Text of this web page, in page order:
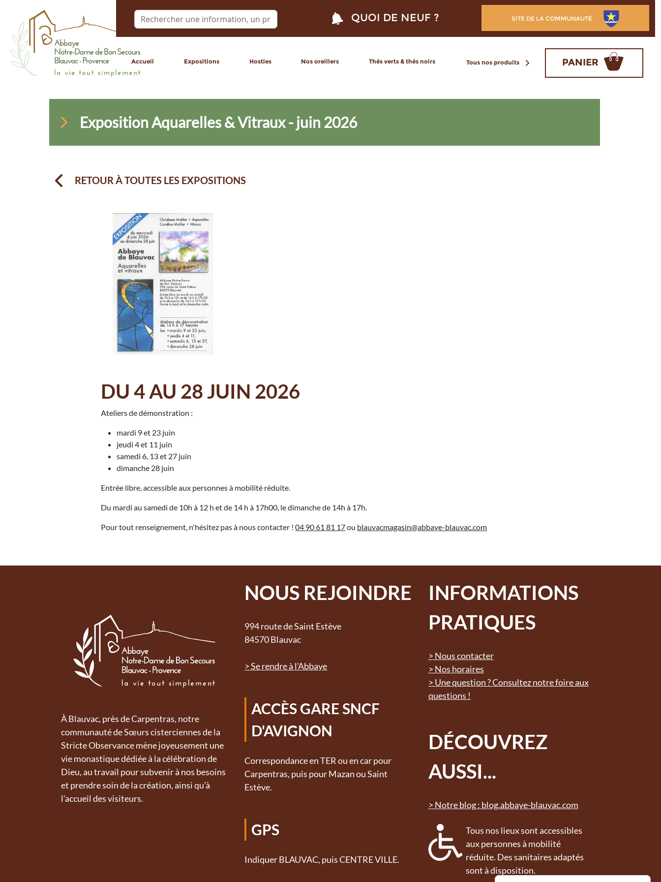
QUOI DE NEUF ? SITE DE LA COMMUNAUTÉ
Accueil Expositions Hosties Nos oreillers Thés verts & thés noirs Tous nos produits PANIER
Exposition Aquarelles & Vitraux - juin 2026
RETOUR À TOUTES LES EXPOSITIONS
DU 4 AU 28 JUIN 2026
Ateliers de démonstration :
mardi 9 et 23 juin
jeudi 4 et 11 juin
samedi 6, 13 et 27 juin
dimanche 28 juin
Entrée libre, accessible aux personnes à mobilité réduite.
Du mardi au samedi de 10h à 12 h et de 14 h à 17h00, le dimanche de 14h à 17h.
Pour tout renseignement, n'hésitez pas à nous contacter !04 90 61 81 17ou blauvacmagasin@abbaye-blauvac.com
À Blauvac, près de Carpentras, notre
communauté de Sœurs cisterciennes de la
Stricte Observance mène joyeusement une
vie monastique dédiée à la célébration de
Dieu, au travail pour subvenir à nos besoins
et prendre soin de la création, ainsi qu'à
l'accueil des visiteurs.
NOUS REJOINDRE
994 route de Saint Estève
84570 Blauvac
> Se rendre à l'Abbaye
ACCÈS GARE SNCF
D'AVIGNON
Correspondance en TER ou en car pour
Carpentras, puis pour Mazan ou Saint
Estève.
GPS
Indiquer BLAUVAC, puis CENTRE VILLE.
INFORMATIONS
PRATIQUES
> Nous contacter
> Nos horaires
> Une question ? Consultez notre foire aux
questions !
DÉCOUVREZ
AUSSI...
> Notre blog : blog.abbaye-blauvac.com
Tous nos lieux sont accessibles
aux personnes à mobilité
réduite. Des sanitaires adaptés
sont à disposition.